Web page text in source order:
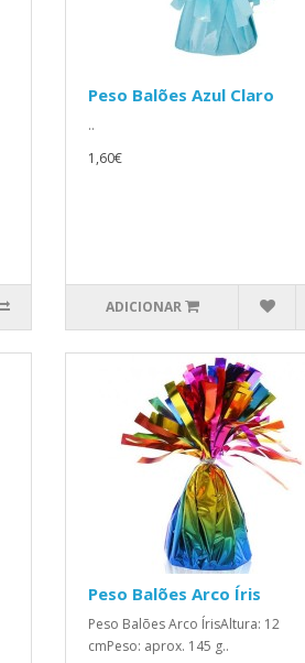
Peso Balões Azul Claro
..
1,60€
ADICIONAR
Peso Balões Arco Íris
Peso Balões Arco ÍrisAltura: 12
cmPeso: aprox. 145 g..